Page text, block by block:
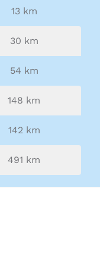
13 km
30 km
54 km
148 km
142 km
491 km